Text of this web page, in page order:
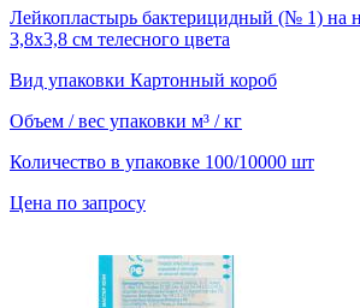
Лейкопластырь бактерицидный (№ 1) на
3,8х3,8 см телесного цвета
Вид упаковки Картонный короб
Объем / вес упаковки м³ / кг
Количество в упаковке 100/10000 шт
Цена по запросу